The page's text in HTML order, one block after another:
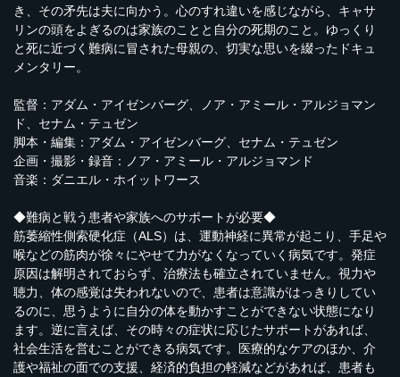
き、その矛先は夫に向かう。心のすれ違いを感じながら、キャサ
リンの頭をよぎるのは家族のことと自分の死期のこと。ゆっくり
と死に近づく難病に冒された母親の、切実な思いを綴ったドキュ
メンタリー。
監督：アダム・アイゼンバーグ、ノア・アミール・アルジョマン
ド、セナム・テュゼン
脚本・編集：アダム・アイゼンバーグ、セナム・テュゼン
企画・撮影・録音：ノア・アミール・アルジョマンド
音楽：ダニエル・ホイットワース
◆難病と戦う患者や家族へのサポートが必要◆
筋萎縮性側索硬化症（ALS）は、運動神経に異常が起こり、手足や
喉などの筋肉が徐々にやせて力がなくなっていく病気です。発症
原因は解明されておらず、治療法も確立されていません。視力や
聴力、体の感覚は失われないので、患者は意識がはっきりしてい
るのに、思うように自分の体を動かすことができない状態になり
ます。逆に言えば、その時々の症状に応じたサポートがあれば、
社会生活を営むことができる病気です。医療的なケアのほか、介
護や福祉の面での支援、経済的負担の軽減などがあれば、患者も